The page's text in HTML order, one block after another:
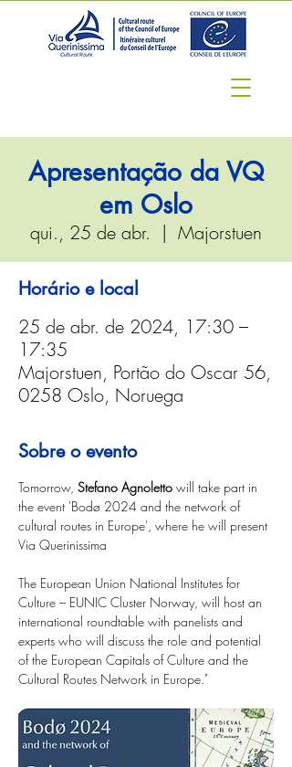
Apresentação da VQ
em Oslo
qui., 25 de abr.
  |
Majorstuen
Horário e local
25 de abr. de 2024, 17:30 –
17:35
Majorstuen, Portão do Oscar 56,
0258 Oslo, Noruega
Sobre o evento
Tomorrow, Stefano Agnoletto will take part in
the event 'Bodø 2024 and the network of
cultural routes in Europe', where he will present
Via Querinissima
The European Union National Institutes for
Culture – EUNIC Cluster Norway, will host an
international roundtable with panelists and
experts who will discuss the role and potential
of the European Capitals of Culture and the
Cultural Routes Network in Europe."